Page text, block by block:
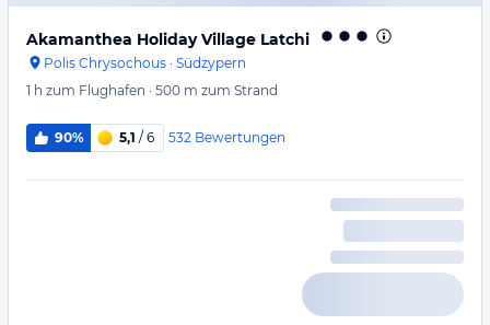
Akamanthea Holiday Village Latchi
Polis Chrysochous · Südzypern
1 h zum Flughafen · 500 m zum Strand
90% 5,1 / 6 532 Bewertungen